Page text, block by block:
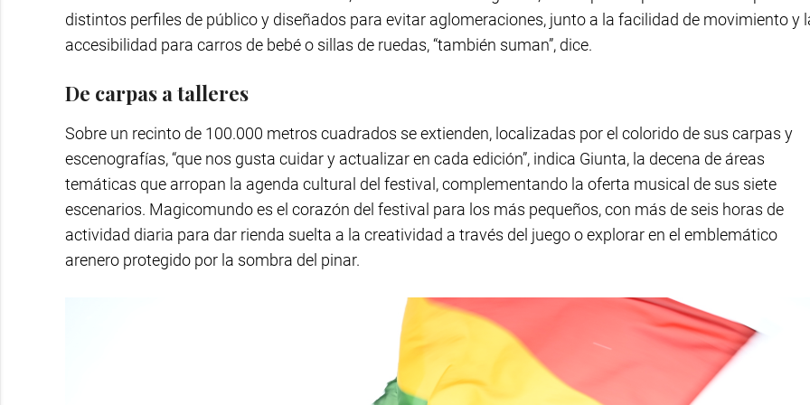
distintos perfiles de público y diseñados para evitar aglomeraciones, junto a la facilidad de movimiento y
accesibilidad para carros de bebé o sillas de ruedas, “también suman”, dice.
De carpas a talleres
Sobre un recinto de 100.000 metros cuadrados se extienden, localizadas por el colorido de sus carpas y
escenografías, “que nos gusta cuidar y actualizar en cada edición”, indica Giunta, la decena de áreas
temáticas que arropan la agenda cultural del festival, complementando la oferta musical de sus siete
escenarios. Magicomundo es el corazón del festival para los más pequeños, con más de seis horas de
actividad diaria para dar rienda suelta a la creatividad a través del juego o explorar en el emblemático
arenero protegido por la sombra del pinar.